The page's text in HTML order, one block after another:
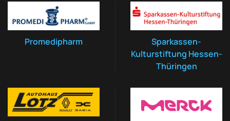
Promedipharm
Sparkassen-
Kulturstiftung Hessen-
Thüringen